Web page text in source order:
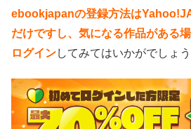
ebookjapanの登録方法は
だけですし、気になる作品がある
ログインしてみてはいかがでしょ